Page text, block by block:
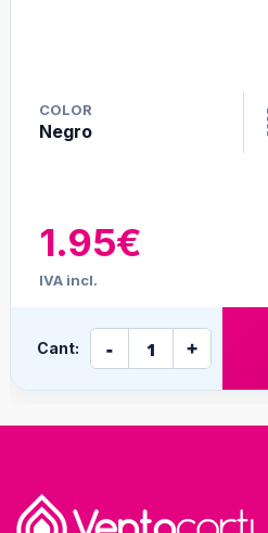
COLOR
Negro
1.95€
IVA incl.
Cant: - +